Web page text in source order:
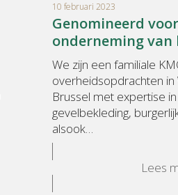
10 februari 2023
Genomineerd
onderneming van
We zijn een familiale
overheidsopdrachten in
Brussel met expertise
gevelbekleding,
alsook…
Lees